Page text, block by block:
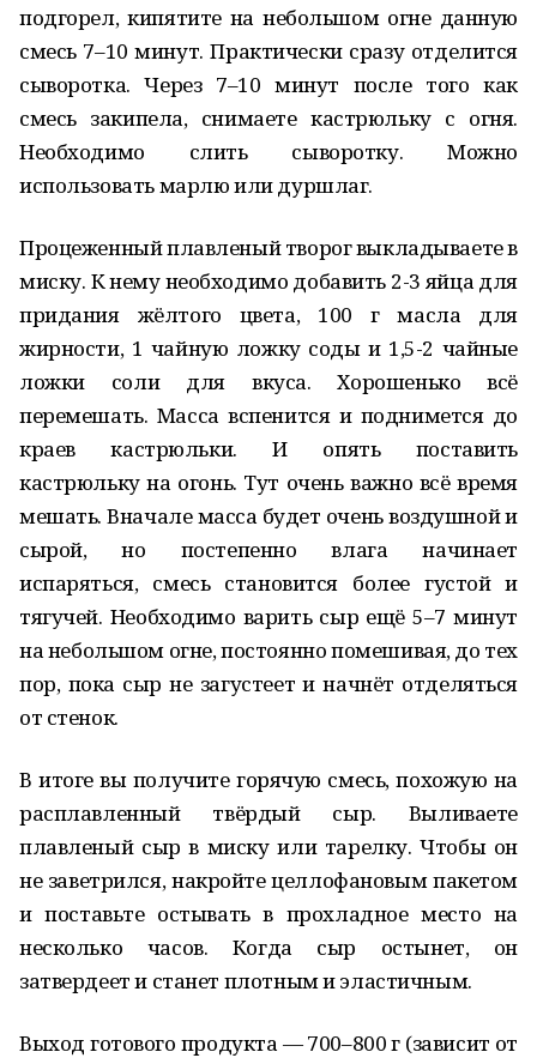
подгорел, кипятите на небольшом огне данную
смесь 7–10 минут. Практически сразу отделится
сыворотка. Через 7–10 минут после того как
смесь закипела, снимаете кастрюльку с огня.
Необходимо слить сыворотку. Можно
использовать марлю или дуршлаг.
Процеженный плавленый творог выкладываете в
миску. К нему необходимо добавить 2-3 яйца для
придания жёлтого цвета, 100 г масла для
жирности, 1 чайную ложку соды и 1,5-2 чайные
ложки соли для вкуса. Хорошенько всё
перемешать. Масса вспенится и поднимется до
краев кастрюльки. И опять поставить
кастрюльку на огонь. Тут очень важно всё время
мешать. Вначале масса будет очень воздушной и
сырой, но постепенно влага начинает
испаряться, смесь становится более густой и
тягучей. Необходимо варить сыр ещё 5–7 минут
на небольшом огне, постоянно помешивая, до тех
пор, пока сыр не загустеет и начнёт отделяться
от стенок.
В итоге вы получите горячую смесь, похожую на
расплавленный твёрдый сыр. Выливаете
плавленый сыр в миску или тарелку. Чтобы он
не заветрился, накройте целлофановым пакетом
и поставьте остывать в прохладное место на
несколько часов. Когда сыр остынет, он
затвердеет и станет плотным и эластичным.
Выход готового продукта — 700–800 г (зависит от